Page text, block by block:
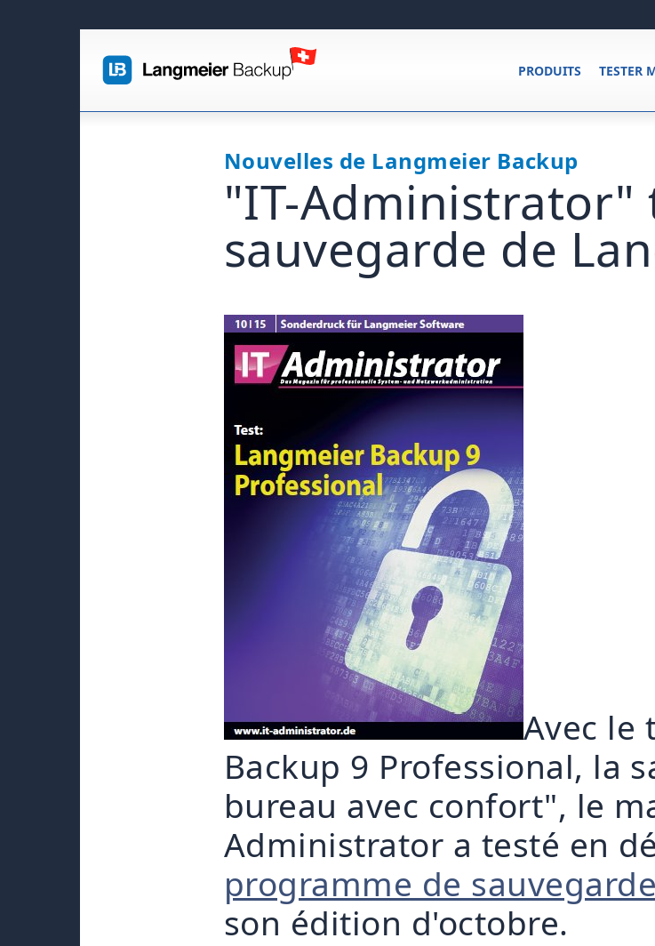
TESTER
PRODUITS
Nouvelles de Langmeier Backup
"IT-Administrator"
sauvegarde de
Avec le
Backup 9 Professional, la
bureau avec confort", le
Administrator a testé en
programme de sauvegarde
son édition d'octobre.